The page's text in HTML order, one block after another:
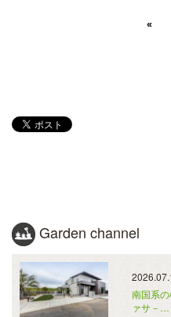
«
Garden channel
南国系
ァサ－…